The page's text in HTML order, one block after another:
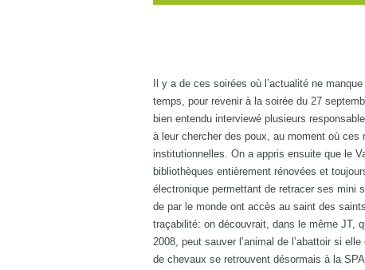
Il y a de ces soirées où l’actualité ne
temps, pour revenir à la soirée du 27
bien entendu interviewé plusieurs
à leur chercher des poux, au moment où
institutionnelles. On a appris ensuite que le
bibliothèques entièrement rénovées et
électronique permettant de retracer ses mini
de par le monde ont accès au saint des
traçabilité: on découvrait, dans le même JT,
2008, peut sauver l’animal de l’abattoir si
de chevaux se retrouvent désormais à la